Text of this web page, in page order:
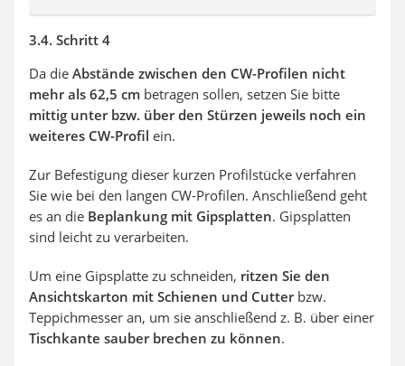
3.4. Schritt 4
Da die Abstände zwischen den CW-Profilen nicht
mehr als 62,5 cm betragen sollen, setzen Sie bitte
mittig unter bzw. über den Stürzen jeweils noch ein
weiteres CW-Profil ein.
Zur Befestigung dieser kurzen Profilstücke verfahren
Sie wie bei den langen CW-Profilen. Anschließend geht
es an die Beplankung mit Gipsplatten. Gipsplatten
sind leicht zu verarbeiten.
Um eine Gipsplatte zu schneiden, ritzen Sie den
Ansichtskarton mit Schienen und Cutterbzw.
Teppichmesser an, um sie anschließend z. B. über einer
Tischkante sauber brechen zu können.